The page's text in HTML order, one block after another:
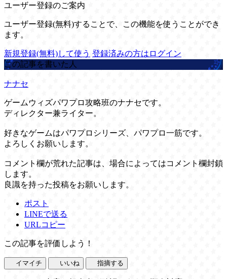
ユーザー登録のご案内
ユーザー登録(無料)することで、この機能を使うことができ
ます。
新規登録(無料)して使う 登録済みの方はログイン
この記事を書いた人
ナナセ
ゲームウィズパワプロ攻略班のナナセです。
ディレクター兼ライター。
好きなゲームはパワプロシリーズ、パワプロ一筋です。
よろしくお願いします。
コメント欄が荒れた記事は、場合によってはコメント欄封鎖
します。
良識を持った投稿をお願いします。
ポスト
LINEで送る
URLコピー
この記事を評価しよう！
イマイチ いいね 指摘する